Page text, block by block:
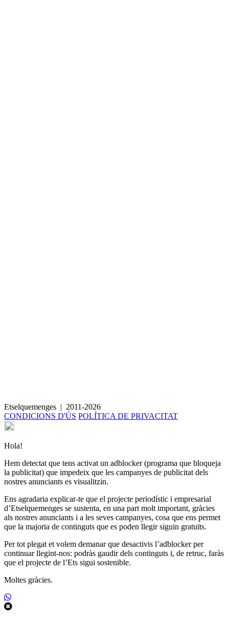
Etselquemenges | 2011-2026
CONDICIONS D'ÚS POLÍTICA DE PRIVACITAT
Hola!
Hem detectat que tens activat un adblocker (programa que bloqueja
la publicitat) que impedeix que les campanyes de publicitat dels
nostres anunciants es visualitzin.
Ens agradaria explicar-te que el projecte periodístic i empresarial
d’Etselquemenges se sustenta, en una part molt important, gràcies
als nostres anunciants i a les seves campanyes, cosa que ens permet
que la majoria de continguts que es poden llegir siguin gratuïts.
Per tot plegat et volem demanar que desactivis l’adblocker per
continuar llegint-nos: podràs gaudir dels continguts i, de retruc, faràs
que el projecte de l’Ets sigui sostenible.
Moltes gràcies.